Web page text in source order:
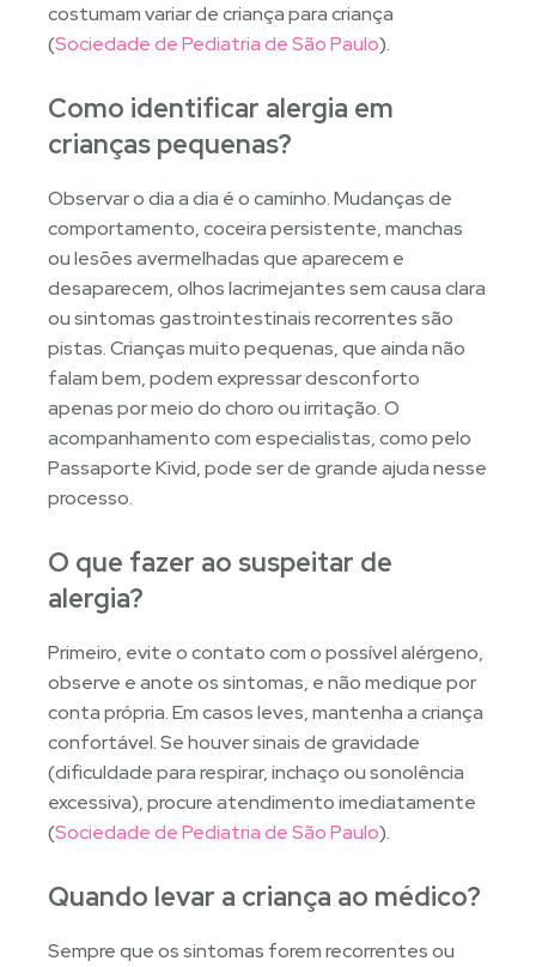
costumam variar de criança para criança
(Sociedade de Pediatria de São Paulo).
Como identificar alergia em
crianças pequenas?
Observar o dia a dia é o caminho. Mudanças de
comportamento, coceira persistente, manchas
ou lesões avermelhadas que aparecem e
desaparecem, olhos lacrimejantes sem causa clara
ou sintomas gastrointestinais recorrentes são
pistas. Crianças muito pequenas, que ainda não
falam bem, podem expressar desconforto
apenas por meio do choro ou irritação. O
acompanhamento com especialistas, como pelo
Passaporte Kivid, pode ser de grande ajuda nesse
processo.
O que fazer ao suspeitar de
alergia?
Primeiro, evite o contato com o possível alérgeno,
observe e anote os sintomas, e não medique por
conta própria. Em casos leves, mantenha a criança
confortável. Se houver sinais de gravidade
(dificuldade para respirar, inchaço ou sonolência
excessiva), procure atendimento imediatamente
(Sociedade de Pediatria de São Paulo).
Quando levar a criança ao médico?
Sempre que os sintomas forem recorrentes ou